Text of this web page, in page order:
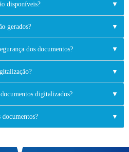
disponíveis? ▼
gerados? ▼
dos documentos? ▼
▼
digitalizados? ▼
▼